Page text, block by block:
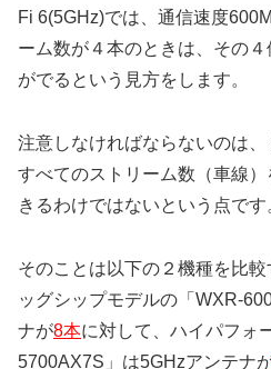
Fi 6(5GHz)では、通信速度
ーム数が４本のときは、その
がでるという見方をします。
注意しなければならないのは
すべてのストリーム数（車線
きるわけではないという点です
そのことは以下の２機種を比
ッグシップモデルの「WXR-
ナが8本に対して、ハイパフォ
5700AX7S」は5GHzアンテナ